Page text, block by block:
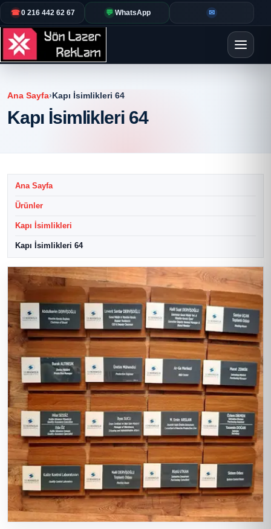
☎0 216 442 62 67 💬 WhatsApp ✉
Ana Sayfa›Kapı İsimlikleri 64
Kapı İsimlikleri 64
Ana Sayfa
Ürünler
Kapı İsimlikleri
Kapı İsimlikleri 64